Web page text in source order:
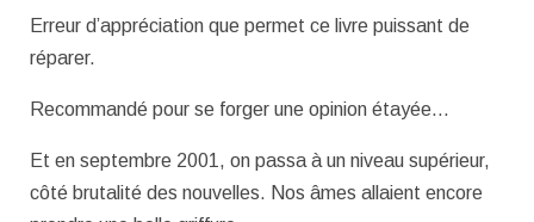
Erreur d’appréciation que permet ce livre puissant de
réparer.
Recommandé pour se forger une opinion étayée…
Et en septembre 2001, on passa à un niveau supérieur,
côté brutalité des nouvelles. Nos âmes allaient encore